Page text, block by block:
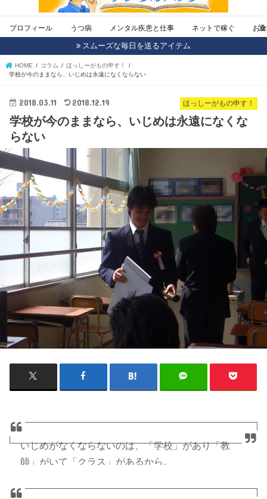
プロフィール うつ病 メンタル疾患と仕事 ネットで稼ぐ お
スムーズな毎日を送るアイテム
HOME コラム
ほっしーがもの申す！
学校が今のままなら、いじめは永遠になくならない
ほっしーがもの申す！
2018.03.11 2018.12.19
学校が今のままなら、いじめは永遠になくな
らない
いじめがなくならないのは、「学校」があり「教
師」がいて「クラス」があるから。
小さな共同体の中で、監視者に目をつけられること